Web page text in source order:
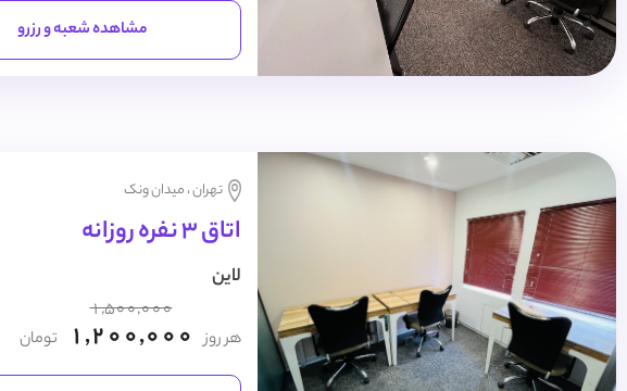
مشاهده شعبه و رزرو
تهران ، میدان ونک
اتاق 3 نفره روزانه
لاین
هر روز
1,500,000
1,200,000 تومان